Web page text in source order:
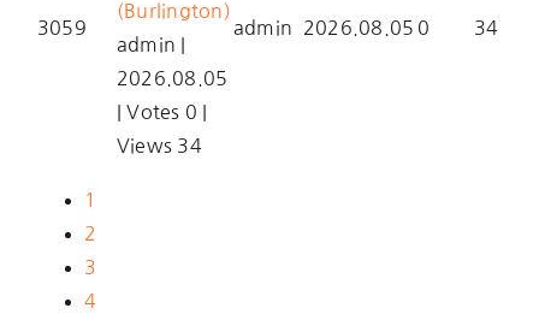
3059
(Burlington)
admin
2026.08.05
Votes 0
Views 34
admin 2026.08.05 0 34
1
2
3
4